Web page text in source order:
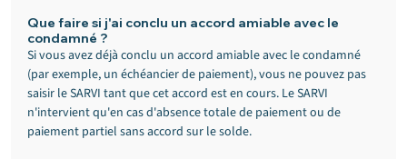
Que faire si j'ai conclu un accord amiable avec le
condamné ?
Si vous avez déjà conclu un accord amiable avec le condamné
(par exemple, un échéancier de paiement), vous ne pouvez pas
saisir le SARVI tant que cet accord est en cours. Le SARVI
n'intervient qu'en cas d'absence totale de paiement ou de
paiement partiel sans accord sur le solde.